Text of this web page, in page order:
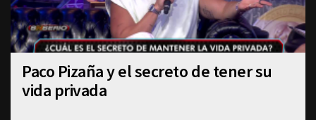
Paco Pizaña y el secreto de tener su
vida privada